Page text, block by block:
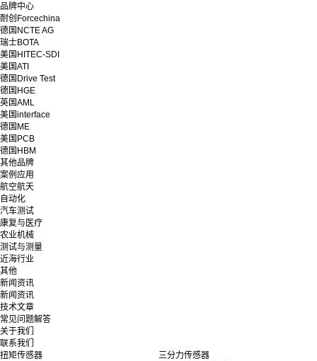
品牌中心
耐创Forcechina
德国NCTE AG
瑞士BOTA
美国HITEC-SDI
美国ATI
德国Drive Test
德国HGE
英国AML
美国interface
德国ME
美国PCB
德国HBM
其他品牌
案例应用
航空航天
自动化
汽车测试
康复与医疗
农业机械
测试与测量
近海行业
其他
新闻资讯
新闻资讯
技术文章
常见问题解答
关于我们
联系我们
扭矩传感器
三分力传感器